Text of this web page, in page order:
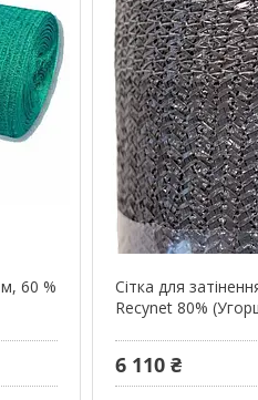
60 %
Сітка для
Recynet 80%
6 110 ₴